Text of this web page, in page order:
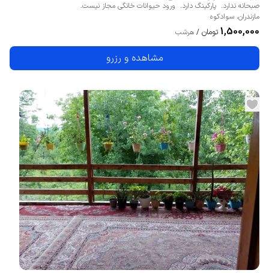
صبحانه ندارد. پارکینگ دارد. ورود حیوانات خانگی مجاز نیست.
مازندران، سوادکوه
1,500,000 تومان / هرشب
مشاهده و رزرو